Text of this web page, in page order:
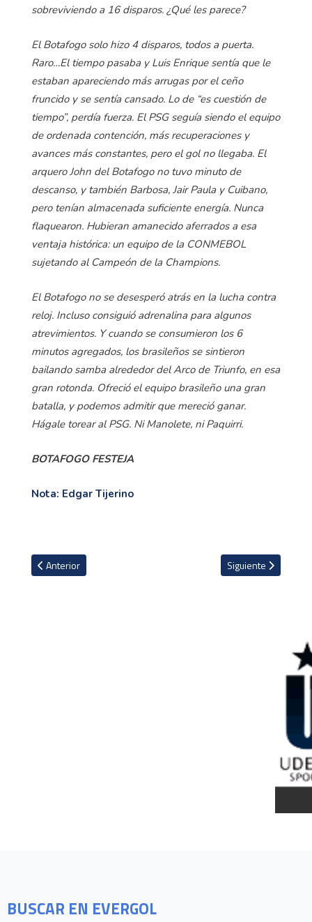
BUSCAR EN EVERGOL
sobreviviendo a 16 disparos. ¿Qué les parece?
El Botafogo solo hizo 4 disparos, todos a puerta.
Raro…El tiempo pasaba y Luis Enrique sentía que le
estaban apareciendo más arrugas por el ceño
fruncido y se sentía cansado. Lo de “es cuestión de
tiempo”, perdía fuerza. El PSG seguía siendo el equipo
de ordenada contención, más recuperaciones y
avances más constantes, pero el gol no llegaba. El
arquero John del Botafogo no tuvo minuto de
descanso, y también Barbosa, Jair Paula y Cuibano,
pero tenían almacenada suficiente energía. Nunca
flaquearon. Hubieran amanecido aferrados a esa
ventaja histórica: un equipo de la CONMEBOL
sujetando al Campeón de la Champions.
El Botafogo no se desesperó atrás en la lucha contra
reloj. Incluso consiguió adrenalina para algunos
atrevimientos. Y cuando se consumieron los 6
minutos agregados, los brasileños se sintieron
bailando samba alrededor del Arco de Triunfo, en esa
gran rotonda. Ofreció el equipo brasileño una gran
batalla, y podemos admitir que mereció ganar.
Hágale torear al PSG. Ni Manolete, ni Paquirri.
BOTAFOGO FESTEJA
Nota: Edgar Tijerino
Artículo anterior: VIDEO: Fuerte pelea entre seguidores del
Anterior Artículo siguiente:
Siguiente